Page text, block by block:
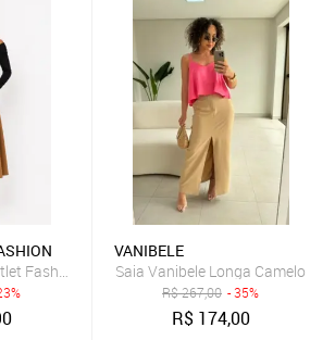
Fashion Evasê Com Pregas Caramelo
VANIBELE
Saia Vanibele Longa Camelo
R$267,00 - 35%
R$ 174,00